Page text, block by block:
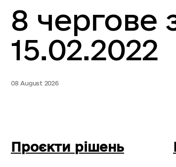
8 чергове
15.02.2022
08 August 2026
Проєкти рішень